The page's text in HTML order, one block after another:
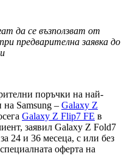
да се възползват от
предварителна заявка до
поръчки на най-
на Samsung – Galaxy Z
Galaxy Z Flip7 FE в
заявил Galaxy Z Fold7
24 и 36 месеца, с или без
оферта на